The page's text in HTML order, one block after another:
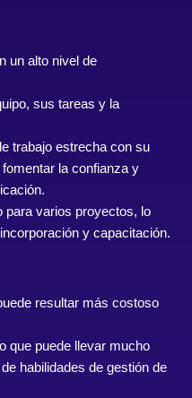
un alto nivel de
sus tareas y la
trabajo estrecha con su
la confianza y
para varios proyectos, lo
y capacitación.
resultar más costoso
que puede llevar mucho
habilidades de gestión de